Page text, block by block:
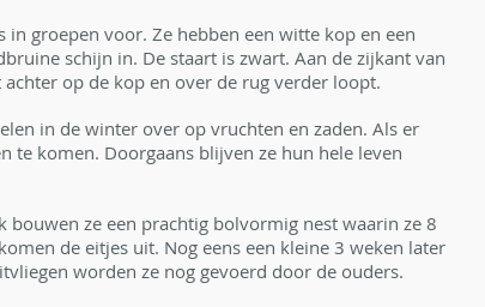
in groepen voor. Ze hebben een witte kop en een
schijn in. De staart is zwart. Aan de zijkant van
op de kop en over de rug verder loopt.
in de winter over op vruchten en zaden. Als er
te komen. Doorgaans blijven ze hun hele leven
ze een prachtig bolvormig nest waarin ze 8
de eitjes uit. Nog eens een kleine 3 weken later
worden ze nog gevoerd door de ouders.